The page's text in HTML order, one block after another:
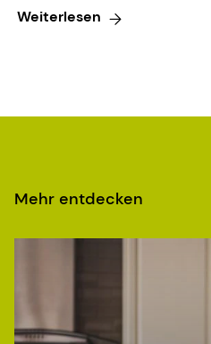
Weiterlesen
Mehr entdecken